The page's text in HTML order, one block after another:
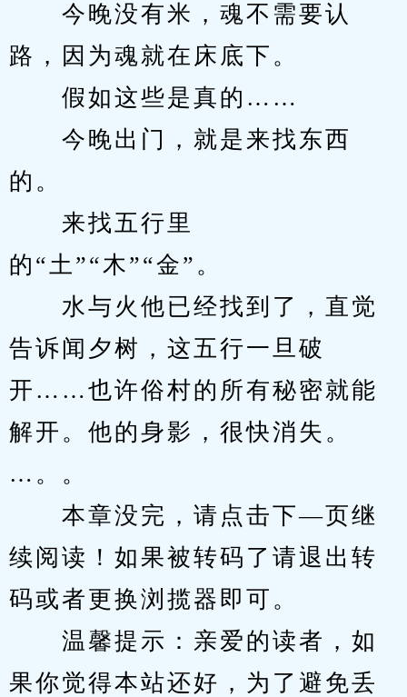
今晚没有米，魂不需要认
路，因为魂就在床底下。
假如这些是真的……
今晚出门，就是来找东西
的。
来找五行里
的“土”“木”“金”。
水与火他已经找到了，直觉
告诉闻夕树，这五行一旦破
开……也许俗村的所有秘密就能
解开。他的身影，很快消失。
…。。
本章没完，请点击下—页继
续阅读！如果被转码了请退出转
码或者更换浏揽器即可。
温馨提示：亲爱的读者，如
果你觉得本站还好，为了避免丢